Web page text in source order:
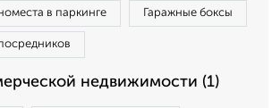
в паркинге Гаражные боксы
недвижимости (1)